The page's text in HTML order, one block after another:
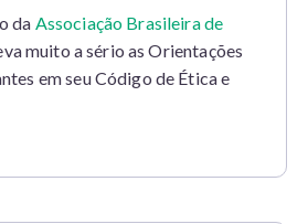
da Associação Brasileira de
muito a sério as Orientações
em seu Código de Ética e